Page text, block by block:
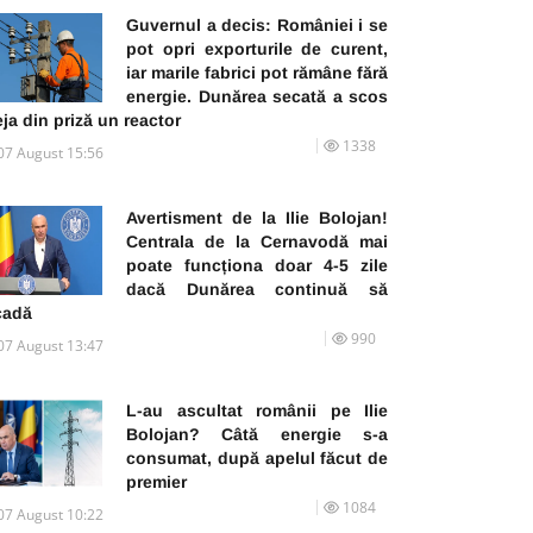
Guvernul a decis: României i se
pot opri exporturile de curent,
iar marile fabrici pot rămâne fără
energie. Dunărea secată a scos
din priză un reactor
August 15:56 1338
Avertisment de la Ilie Bolojan!
Centrala de la Cernavodă mai
poate funcționa doar 4-5 zile
dacă Dunărea continuă să
August 13:47 990
L-au ascultat românii pe Ilie
Bolojan? Câtă energie s-a
consumat, după apelul făcut de
premier
August 10:22 1084